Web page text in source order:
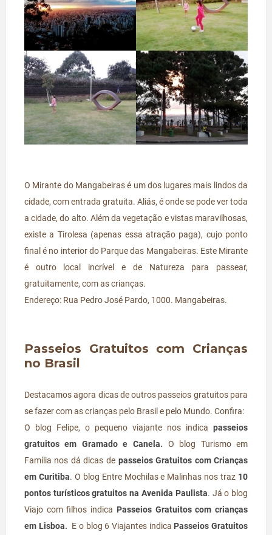
O Mirante do Mangabeiras é um dos lugares mais lindos da
cidade, com entrada gratuita. Aliás, é onde se pode ver toda
a cidade, do alto. Além da vegetação e vistas maravilhosas,
existe a Tirolesa (apenas essa atração paga), cujo ponto
final é no interior do Parque das Mangabeiras. Este Mirante
é outro local incrível e de Natureza para passear,
gratuitamente, com as crianças.
Endereço: Rua Pedro José Pardo, 1000. Mangabeiras.
Passeios Gratuitos com Crianças
no Brasil
Destacamos agora dicas de outros passeios gratuitos para
se fazer com as crianças pelo Brasil e pelo Mundo. Confira:
O blog Felipe, o pequeno viajante nos indicapasseios
gratuitos em Gramado e Canela. O blog Turismo em
Família nos dá dicas de passeios Gratuitos com Crianças
em Curitiba. O blog Entre Mochilas e Malinhas nos traz 10
pontos turísticos gratuitos na Avenida Paulista. Já o blog
Viajo com filhos indica Passeios Gratuitos com crianças
em Lisboa. E o blog 6 Viajantes indica Passeios Gratuitos